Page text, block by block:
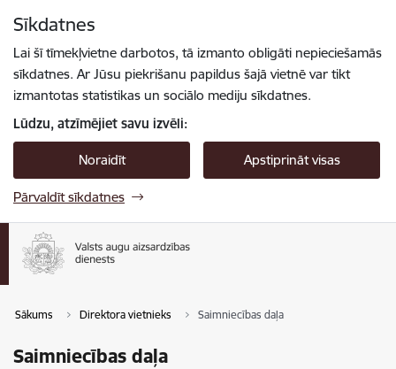
Sīkdatnes
Lai šī tīmekļvietne darbotos, tā izmanto obligāti nepieciešamās
sīkdatnes. Ar Jūsu piekrišanu papildus šajā vietnē var tikt
izmantotas statistikas un sociālo mediju sīkdatnes.
Lūdzu, atzīmējiet savu izvēli:
Noraidīt Apstiprināt visas
Pārvaldīt sīkdatnes
Sākums Direktora vietnieks Saimniecības daļa
Saimniecības daļa